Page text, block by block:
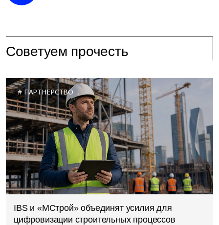
Советуем прочесть
ПАРТНЕРСТВО
IBS и «МСтрой» объединят усилия для
цифровизации строительных процессов